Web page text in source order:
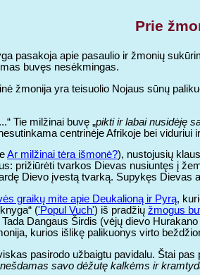
Prie
pasakoja apie pasaulio ir žmonių
buvęs nesėkmingas.
žmonija yra teisuolio Nojaus sūnų
Tie milžinai buvę „pikti ir labai nusidėję
centrinėje Afrikoje bei viduriui
Ar milžinai tėra išmonė?), nustojusių
prižiūrėti tvarkos Dievas nusiuntęs į
Dievo įvestą tvarką. Supykęs Dievas
graikų mite apie Deukalioną ir Pyrą,
('Popul Vuch') iš pradžių žmogus
Dangaus Širdis (vėjų dievo
kurios išlikę palikuonys virto
pasirodo užbaigtu pavidalu. Štai pas
savo dėžutę kalkėms ir